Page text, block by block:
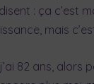
: ça c’est
mais
82 ans, alors